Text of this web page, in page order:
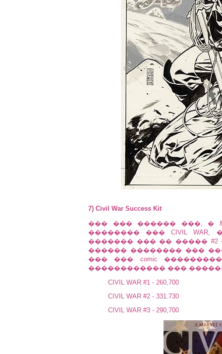
7) Civil War Success Kit
��� ��� ������ ���, �
�������� ��� CIVIL
������� ��� �� ����� #2
������ �������� ���
��� ��� comic
������������ ��� �������
CIVIL WAR #1 - 260,700
CIVIL WAR #2 - 331.730
CIVIL WAR #3 - 290,700